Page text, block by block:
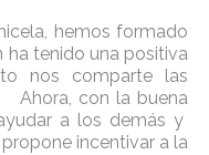
hemos formado
ha tenido una positiva
nos comparte las
Ahora, con la buena
a los demás y
incentivar a la